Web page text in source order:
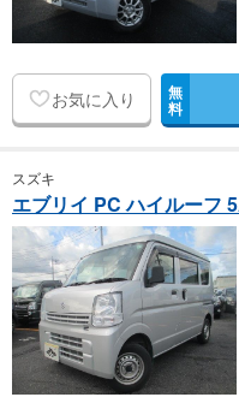
お気に入り 無
料
スズキ
エブリイ PC ハイルーフ